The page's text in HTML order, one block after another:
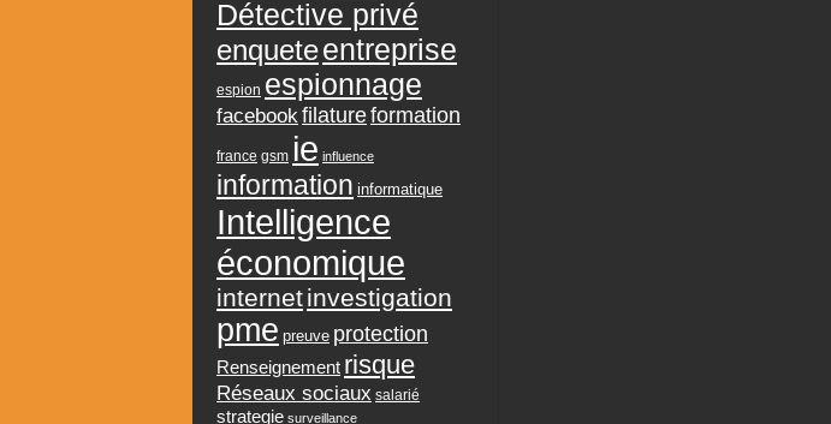
Détective privé
enqueteentreprise
espion espionnage
facebookfilatureformation
france gsm ie influence
information informatique
Intelligence
économique
internetinvestigation
pme preuve protection
Renseignement risque
Réseaux sociaux salarié
strategie surveillance